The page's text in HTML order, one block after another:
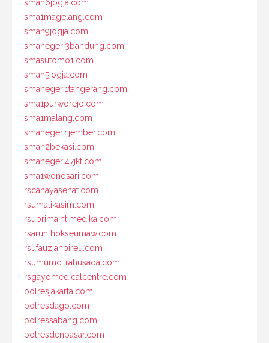
sman6jogja.com
sma1magelang.com
sman9jogja.com
smanegeri3bandung.com
smasutomo1.com
sman5jogja.com
smanegeri1tangerang.com
sma1purworejo.com
sma1malang.com
smanegeri1jember.com
sman2bekasi.com
smanegeri47jkt.com
sma1wonosari.com
rscahayasehat.com
rsumalikasim.com
rsuprimaintimedika.com
rsarunlhokseumaw.com
rsufauziahbireu.com
rsumumcitrahusada.com
rsgayomedicalcentre.com
polresjakarta.com
polresdago.com
polressabang.com
polresdenpasar.com